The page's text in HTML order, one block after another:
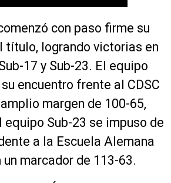
con paso firme su
título, logrando victorias en
17 y Sub-23. El equipo
encuentro frente al CDSC
margen de 100-65,
Sub-23 se impuso de
a la Escuela Alemana
marcador de 113-63.